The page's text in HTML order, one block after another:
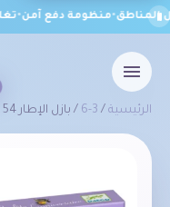
•منظومة دفع آمن•
الرئيسية /
3-6 / بازل الإطار 54 قطعة – حفلة عيد ميلاد